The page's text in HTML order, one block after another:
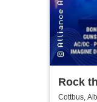
Rock
Cottbus,